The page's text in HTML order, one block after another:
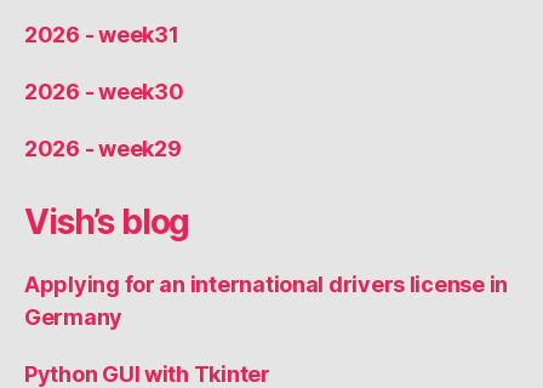
2026 - week31
2026 - week30
2026 - week29
Vish’s blog
Applying for an international drivers license in
Germany
Python GUI with Tkinter